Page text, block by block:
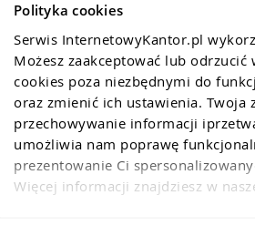
Polityka cookies
Serwis InternetowyKantor.pl
Możesz zaakceptować lub odrzucić
cookies poza niezbędnymi do
oraz zmienić ich ustawienia. Twoja
przechowywanie informacji
umożliwia nam poprawę
prezentowanie Ci
Więcej informacji znajdziesz w